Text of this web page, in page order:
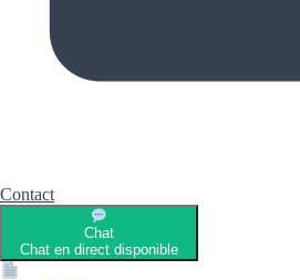
Contact
Chat
Chat en direct disponible